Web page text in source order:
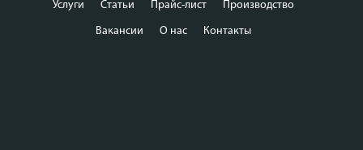
Услуги Статьи Прайс-лист Производство
Вакансии О нас Контакты